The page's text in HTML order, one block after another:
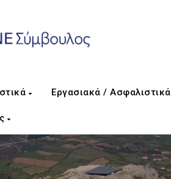
Εργασιακά / Ασφαλιστικά